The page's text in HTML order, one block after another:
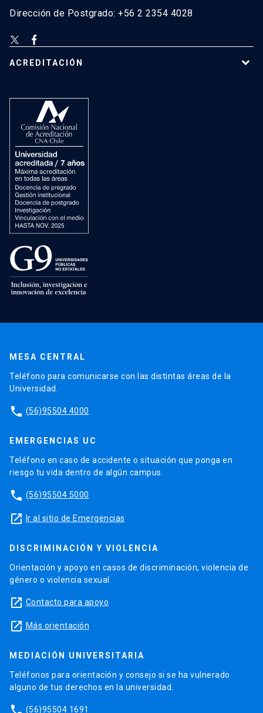
Dirección de Postgrado: +56 2 2354 4028
ACREDITACIÓN
MESA CENTRAL
Teléfono para comunicarse con las distintas áreas de la
Universidad.
phone (56)95504 4000
EMERGENCIAS UC
Teléfono en caso de accidente o situación que ponga en
riesgo tu vida dentro de algún campus.
phone (56)95504 5000
launch Ir al sitio de Emergencias
DISCRIMINACIÓN Y VIOLENCIA
Orientación y apoyo en casos de discriminación, violencia de
género o violencia sexual.
launch Contacto para apoyo
launch Más orientación
MEDIACIÓN UNIVERSITARIA
Teléfonos para orientación y consejo si se ha vulnerado
alguno de tus derechos en la universidad.
(56)95504 1691